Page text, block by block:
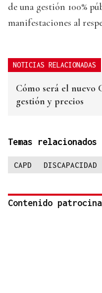
de una gestión 100%
manifestaciones al
NOTICIAS RELACIONADAS
Cómo será el nuevo
gestión y precios
Temas relacionados
CAPD DISCAPACIDAD
Contenido